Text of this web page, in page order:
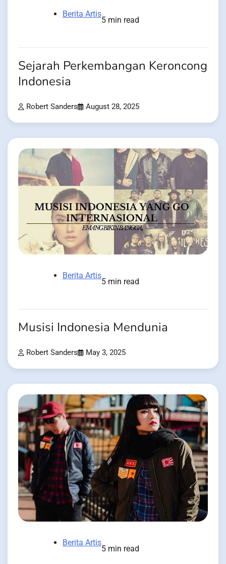
Berita Artis
5 min read
Sejarah Perkembangan Keroncong
Indonesia
Robert Sanders August 28, 2025
Berita Artis
5 min read
Musisi Indonesia Mendunia
Robert Sanders May 3, 2025
Berita Artis
5 min read